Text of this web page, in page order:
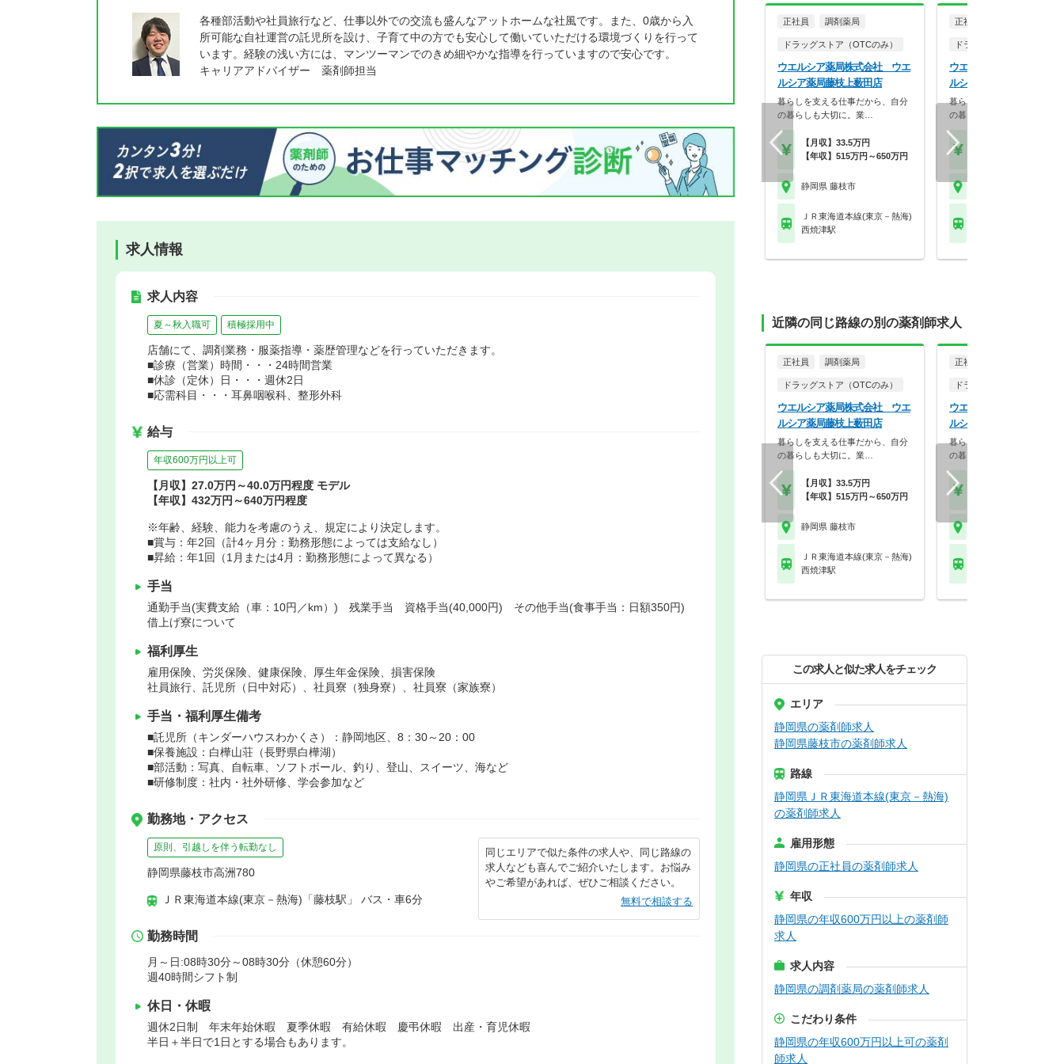
各種部活動や社員旅行など、仕事以外での交流も盛んなアットホームな社風です。また、0歳から入
所可能な自社運営の託児所を設け、子育て中の方でも安心して働いていただける環境づくりを行って
います。経験の浅い方には、マンツーマンでのきめ細やかな指導を行っていますので安心です。
キャリアアドバイザー 薬剤師担当
求人情報
求人内容
夏～秋入職可 積極採用中
店舗にて、調剤業務・服薬指導・薬歴管理などを行っていただきます。
■診療（営業）時間・・・24時間営業
■休診（定休）日・・・週休2日
■応需科目・・・耳鼻咽喉科、整形外科
給与
年収600万円以上可
【月収】27.0万円～40.0万円程度 モデル
【年収】432万円～640万円程度
※年齢、経験、能力を考慮のうえ、規定により決定します。
■賞与：年2回（計4ヶ月分：勤務形態によっては支給なし）
■昇給：年1回（1月または4月：勤務形態によって異なる）
手当
通勤手当(実費支給（車：10円／km）) 残業手当 資格手当(40,000円) その他手当(食事手当：日額350円)
借上げ寮について
福利厚生
雇用保険、労災保険、健康保険、厚生年金保険、損害保険
社員旅行、託児所（日中対応）、社員寮（独身寮）、社員寮（家族寮）
手当・福利厚生備考
■託児所（キンダーハウスわかくさ）：静岡地区、8：30～20：00
■保養施設：白樺山荘（長野県白樺湖）
■部活動：写真、自転車、ソフトボール、釣り、登山、スイーツ、海など
■研修制度：社内・社外研修、学会参加など
勤務地・アクセス
原則、引越しを伴う転勤なし
静岡県藤枝市高洲780
ＪＲ東海道本線(東京－熱海)「藤枝駅」 バス・車6分
同じエリアで似た条件の求人や、同じ路線の
求人なども喜んでご紹介いたします。お悩み
やご希望があれば、ぜひご相談ください。
無料で相談する
勤務時間
月～日:08時30分～08時30分（休憩60分）
週40時間シフト制
休日・休暇
週休2日制 年末年始休暇 夏季休暇 有給休暇 慶弔休暇 出産・育児休暇
半日＋半日で1日とする場合もあります。
正社員 調剤薬局
ドラッグストア（OTCのみ）
ウエルシア薬局株式会社 ウエ
ルシア薬局藤枝上薮田店
暮らしを支える仕事だから、自分
の暮らしも大切に。業…
【月収】33.5万円
【年収】515万円～650万円
静岡県 藤枝市
ＪＲ東海道本線(東京－熱海)
西焼津駅
正社員
ドラッグストア（調剤併設
ウエルシア薬局株式会社
ルシア藤枝駿河台店
暮らしを支える仕事だから、
の暮らしも大切に。業…
近隣の同じ路線の別の薬剤師求人
正社員 調剤薬局
ドラッグストア（OTCのみ）
ウエルシア薬局株式会社 ウエ
ルシア薬局藤枝上薮田店
暮らしを支える仕事だから、自分
の暮らしも大切に。業…
【月収】33.5万円
【年収】515万円～650万円
静岡県 藤枝市
ＪＲ東海道本線(東京－熱海)
西焼津駅
正社員
ドラッグストア（調剤併設
ウエルシア薬局株式会社
ルシア藤枝駿河台店
暮らしを支える仕事だから、
の暮らしも大切に。業…
この求人と似た求人をチェック
エリア
静岡県の薬剤師求人
静岡県藤枝市の薬剤師求人
路線
静岡県ＪＲ東海道本線(東京－熱海)
の薬剤師求人
雇用形態
静岡県の正社員の薬剤師求人
年収
静岡県の年収600万円以上の薬剤師
求人
求人内容
静岡県の調剤薬局の薬剤師求人
こだわり条件
静岡県の年収600万円以上可の薬剤
師求人